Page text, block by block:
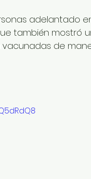
adelantado
también mostró
de